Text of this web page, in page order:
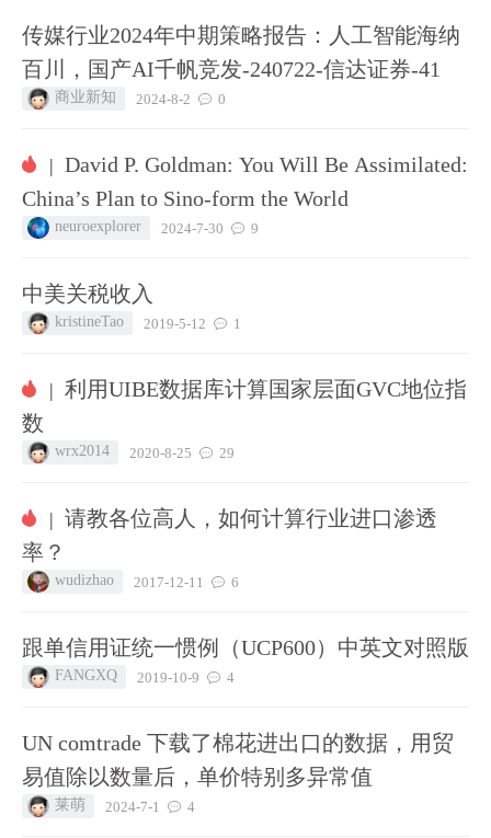
传媒行业2024年中期策略报告：人工智能海纳
百川，国产AI千帆竞发-240722-信达证券-41
商业新知 2024-8-2 0
| David P. Goldman: You Will Be Assimilated:
China’s Plan to Sino-form the World
neuroexplorer 2024-7-30 9
中美关税收入
kristineTao 2019-5-12 1
| 利用UIBE数据库计算国家层面GVC地位指
数
wrx2014 2020-8-25 29
| 请教各位高人，如何计算行业进口渗透
率？
wudizhao 2017-12-11 6
跟单信用证统一惯例（UCP600）中英文对照版
FANGXQ 2019-10-9 4
UN comtrade 下载了棉花进出口的数据，用贸
易值除以数量后，单价特别多异常值
莱萌 2024-7-1 4